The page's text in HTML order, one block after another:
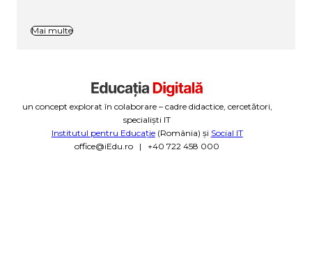
Mai multe
un concept explorat în colaborare – cadre didactice, cercetători,
specialiști IT
Institutul pentru Educație(România) și Social IT
office@iEdu.ro | +40 722 458 000